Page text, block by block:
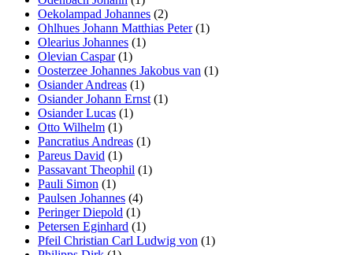
Oekolampad Johannes (2)
Ohlhues Johann Matthias Peter(1)
Olearius Johannes (1)
Olevian Caspar(1)
Oosterzee Johannes Jakobus van (1)
Osiander Andreas (1)
Osiander Johann Ernst (1)
Osiander Lucas (1)
Otto Wilhelm (1)
Pancratius Andreas (1)
Pareus David (1)
Passavant Theophil (1)
Pauli Simon (1)
Paulsen Johannes (4)
Peringer Diepold (1)
Petersen Eginhard (1)
Pfeil Christian Carl Ludwig von (1)